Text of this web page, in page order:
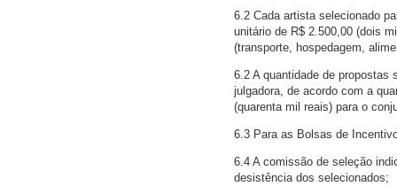
6.2 Cada artista selecionado
unitário de R$ 2.500,00 (dois
(transporte, hospedagem,
6.2 A quantidade de propostas
julgadora, de acordo com a
(quarenta mil reais) para o
6.3 Para as Bolsas de
6.4 A comissão de seleção
desistência dos selecionados;